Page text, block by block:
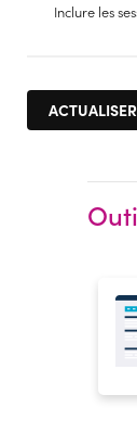
Inclure les